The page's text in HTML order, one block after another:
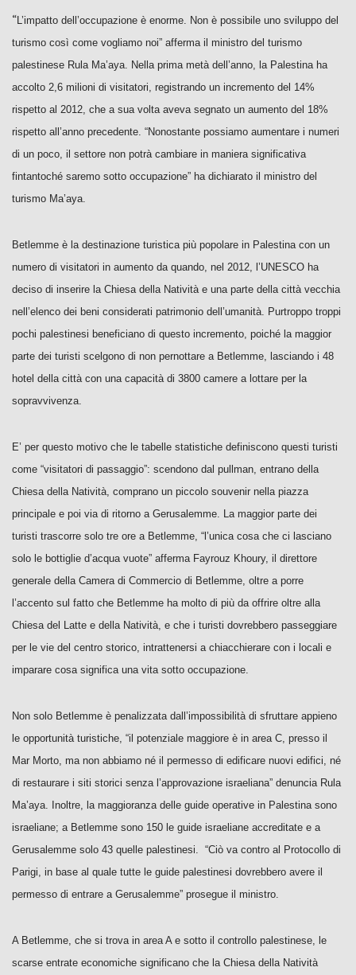
“L’impatto dell’occupazione è enorme. Non è possibile uno sviluppo del
turismo così come vogliamo noi” afferma il ministro del turismo
palestinese Rula Ma’aya. Nella prima metà dell’anno, la Palestina ha
accolto 2,6 milioni di visitatori, registrando un incremento del 14%
rispetto al 2012, che a sua volta aveva segnato un aumento del 18%
rispetto all’anno precedente. “Nonostante possiamo aumentare i numeri
di un poco, il settore non potrà cambiare in maniera significativa
fintantoché saremo sotto occupazione” ha dichiarato il ministro del
turismo Ma’aya.
Betlemme è la destinazione turistica più popolare in Palestina con un
numero di visitatori in aumento da quando, nel 2012, l’UNESCO ha
deciso di inserire la Chiesa della Natività e una parte della città vecchia
nell’elenco dei beni considerati patrimonio dell’umanità. Purtroppo troppi
pochi palestinesi beneficiano di questo incremento, poiché la maggior
parte dei turisti scelgono di non pernottare a Betlemme, lasciando i 48
hotel della città con una capacità di 3800 camere a lottare per la
sopravvivenza.
E’ per questo motivo che le tabelle statistiche definiscono questi turisti
come “visitatori di passaggio”: scendono dal pullman, entrano della
Chiesa della Natività, comprano un piccolo souvenir nella piazza
principale e poi via di ritorno a Gerusalemme. La maggior parte dei
turisti trascorre solo tre ore a Betlemme, “l’unica cosa che ci lasciano
solo le bottiglie d’acqua vuote” afferma Fayrouz Khoury, il direttore
generale della Camera di Commercio di Betlemme, oltre a porre
l’accento sul fatto che Betlemme ha molto di più da offrire oltre alla
Chiesa del Latte e della Natività, e che i turisti dovrebbero passeggiare
per le vie del centro storico, intrattenersi a chiacchierare con i locali e
imparare cosa significa una vita sotto occupazione.
Non solo Betlemme è penalizzata dall’impossibilità di sfruttare appieno
le opportunità turistiche, “il potenziale maggiore è in area C, presso il
Mar Morto, ma non abbiamo né il permesso di edificare nuovi edifici, né
di restaurare i siti storici senza l’approvazione israeliana” denuncia Rula
Ma’aya. Inoltre, la maggioranza delle guide operative in Palestina sono
israeliane; a Betlemme sono 150 le guide israeliane accreditate e a
Gerusalemme solo 43 quelle palestinesi. “Ciò va contro al Protocollo di
Parigi, in base al quale tutte le guide palestinesi dovrebbero avere il
permesso di entrare a Gerusalemme” prosegue il ministro.
A Betlemme, che si trova in area A e sotto il controllo palestinese, le
scarse entrate economiche significano che la Chiesa della Natività